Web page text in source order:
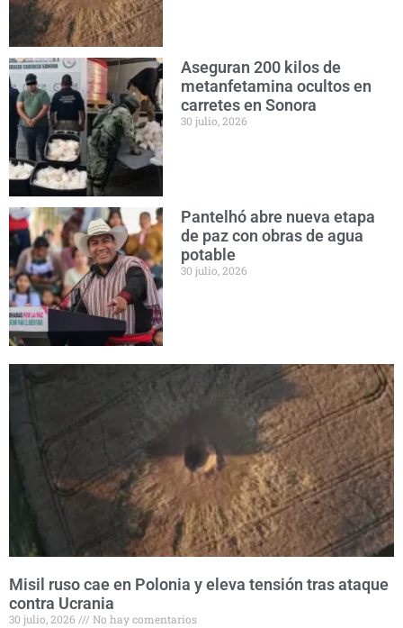
Aseguran 200 kilos de
metanfetamina ocultos en
carretes en Sonora
30 julio, 2026
Pantelhó abre nueva etapa
de paz con obras de agua
potable
30 julio, 2026
Misil ruso cae en Polonia y eleva tensión tras ataque
contra Ucrania
30 julio, 2026 No hay comentarios